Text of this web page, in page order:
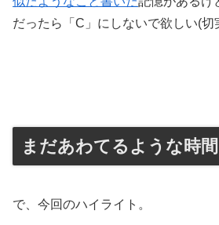
だったら「C」にしないで欲しい(切
まだあわてるような時
で、今回のハイライト。